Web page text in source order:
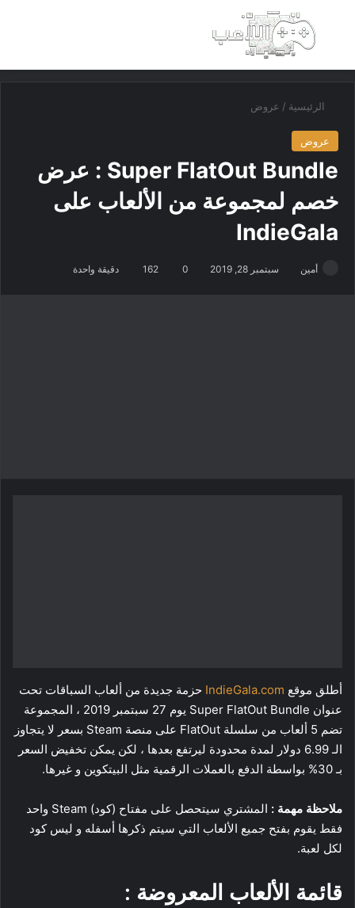
بحث عن
الرئيسية / عروض
عروض
Super FlatOut Bundle : عرض
خصم لمجموعة من الألعاب على
IndieGala
أمين سبتمبر 28, 2019 0
162 دقيقة واحدة
أطلق موقع IndieGala.com حزمة جديدة من ألعاب السباقات تحت
عنوان Super FlatOut Bundle يوم 27 سبتمبر 2019 ، المجموعة
تضم 5 ألعاب من سلسلة FlatOut على منصة Steam بسعر لا يتجاوز
الـ 6.99 دولار لمدة محدودة ليرتفع بعدها ، لكن يمكن تخفيض السعر
بـ 30% بواسطة الدفع بالعملات الرقمية مثل البيتكوين و غيرها.
ملاحظة مهمة :
المشتري سيتحصل على مفتاح (كود) Steam واحد
فقط يقوم بفتح جميع الألعاب التي سيتم ذكرها أسفله و ليس كود
لكل لعبة.
قائمة الألعاب المعروضة :